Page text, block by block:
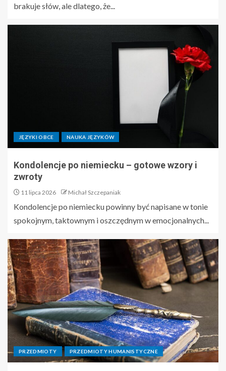
brakuje słów, ale dlatego, że...
JĘZYKI OBCE NAUKA JĘZYKÓW
Kondolencje po niemiecku – gotowe wzory i
zwroty
11 lipca 2026 Michał Szczepaniak
Kondolencje po niemiecku powinny być napisane w tonie
spokojnym, taktownym i oszczędnym w emocjonalnych...
PRZEDMIOTY PRZEDMIOTY HUMANISTYCZNE